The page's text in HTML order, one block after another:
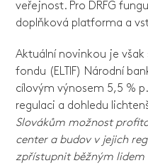
veřejnost. Pro DRFG
doplňková platforma a
Aktuální novinkou je
fondu (ELTIF) Národní
cílovým výnosem 5,5 %
regulaci a dohledu
Slovákům možnost
center a budov v jejich
zpřístupnit běžným lidem